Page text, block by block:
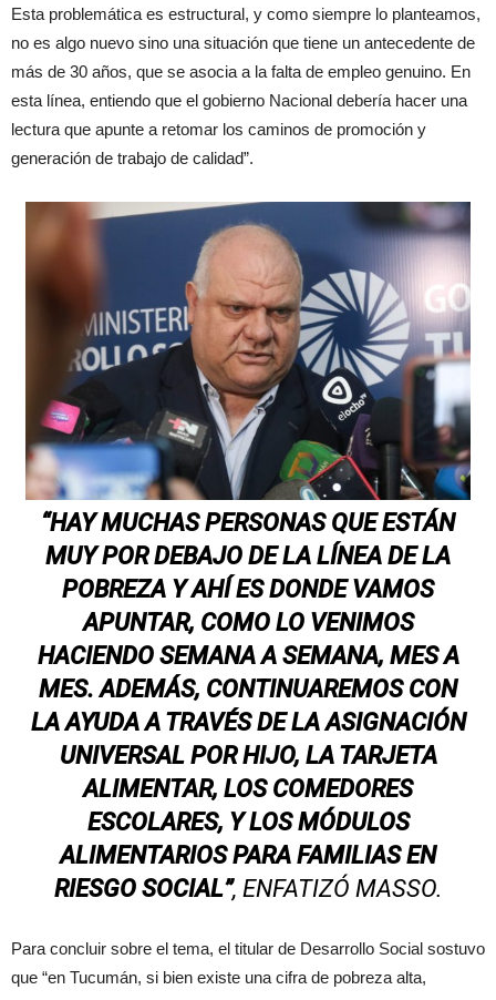
Esta problemática es estructural, y como siempre lo planteamos,
no es algo nuevo sino una situación que tiene un antecedente de
más de 30 años, que se asocia a la falta de empleo genuino. En
esta línea, entiendo que el gobierno Nacional debería hacer una
lectura que apunte a retomar los caminos de promoción y
generación de trabajo de calidad”.
“HAY MUCHAS PERSONAS QUE ESTÁN
MUY POR DEBAJO DE LA LÍNEA DE LA
POBREZA Y AHÍ ES DONDE VAMOS
APUNTAR, COMO LO VENIMOS
HACIENDO SEMANA A SEMANA, MES A
MES. ADEMÁS, CONTINUAREMOS CON
LA AYUDA A TRAVÉS DE LA ASIGNACIÓN
UNIVERSAL POR HIJO, LA TARJETA
ALIMENTAR, LOS COMEDORES
ESCOLARES, Y LOS MÓDULOS
ALIMENTARIOS PARA FAMILIAS EN
RIESGO SOCIAL”, ENFATIZÓ MASSO.
Para concluir sobre el tema, el titular de Desarrollo Social sostuvo
que “en Tucumán, si bien existe una cifra de pobreza alta,